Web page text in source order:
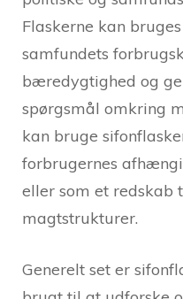
Flaskerne kan
samfundets
bæredygtighed og
spørgsmål omkring
kan bruge
forbrugernes
eller som et redskab
magtstrukturer.
Generelt set er